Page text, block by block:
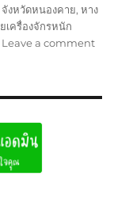
งหวัดหนองคาย,หาง
เครื่องจักรหนัก
Leave a commenton